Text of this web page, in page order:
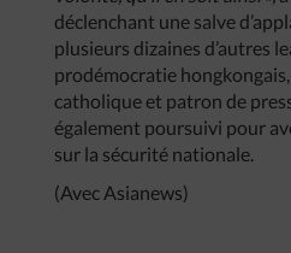
déclenchant une salve
plusieurs dizaines d’autres
prodémocratie
catholique et patron de
également poursuivi pour
sur la sécurité nationale.
(Avec Asianews)